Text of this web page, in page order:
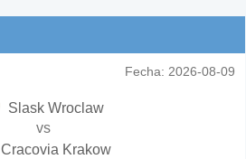
Fecha: 2026-08-09
Slask Wroclaw
vs
Cracovia Krakow